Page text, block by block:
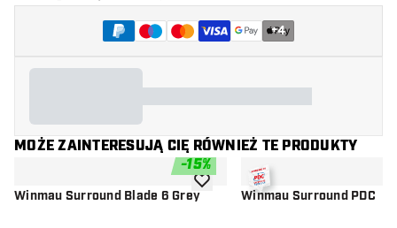
+4
MOŻE ZAINTERESUJĄ CIĘ RÓWNIEŻ TE PRODUKTY
-15%
Winmau Surround Blade 6 Greydodaj do listy życzeń
Winmau Surround PDC